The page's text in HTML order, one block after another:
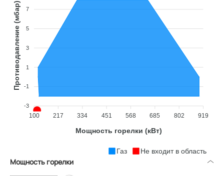
7
5
3
1
-1
-3
Противодавление (мбар)
100 217 334 451 568 685 802 919
Мощность горелки (кВт)
Газ Не входит в область
Мощность горелки